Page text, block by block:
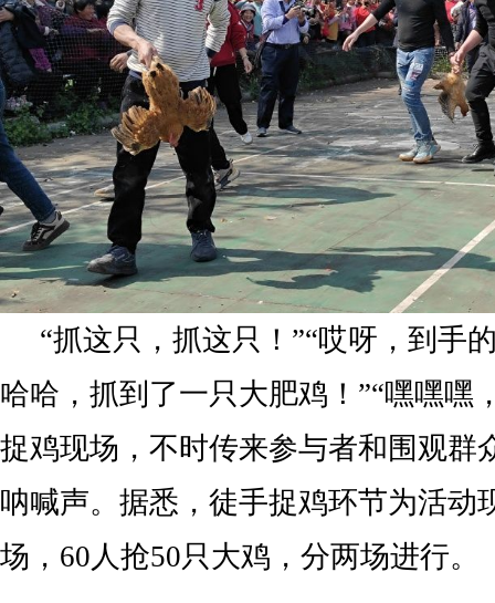
“抓这只，抓这只！”“哎呀，到手
哈哈，抓到了一只大肥鸡！”“嘿嘿嘿
捉鸡现场，不时传来参与者和围观群
呐喊声。据悉，徒手捉鸡环节为活动
场，60人抢50只大鸡，分两场进行。